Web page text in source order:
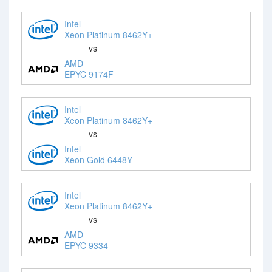
Intel
Xeon Platinum 8462Y+
vs
AMD
EPYC 9174F
Intel
Xeon Platinum 8462Y+
vs
Intel
Xeon Gold 6448Y
Intel
Xeon Platinum 8462Y+
vs
AMD
EPYC 9334